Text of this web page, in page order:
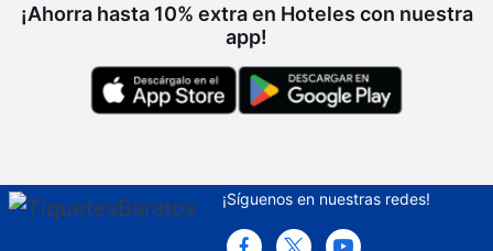
Propiedad libre de humo
Estacionamiento sin asistencia gratuito
Espacio para conferencias
Conference space size (feet) -
¡Ahorra hasta 10% extra en Hoteles con nuestra
app!
¡Síguenos en nuestras redes!